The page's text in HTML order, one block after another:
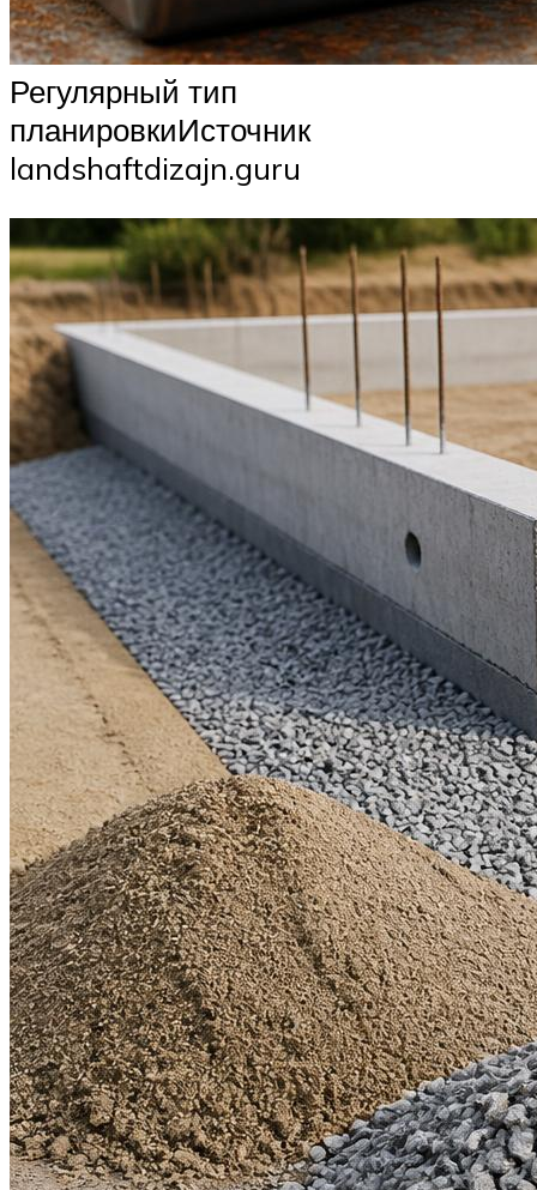
Регулярный тип
планировкиИсточник
landshaftdizajn.guru